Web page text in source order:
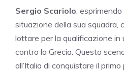
Sergio Scariolo ,
situazione della sua squadra,
lottare per la qualificazione in
contro la Grecia. Questo
all’Italia di conquistare il